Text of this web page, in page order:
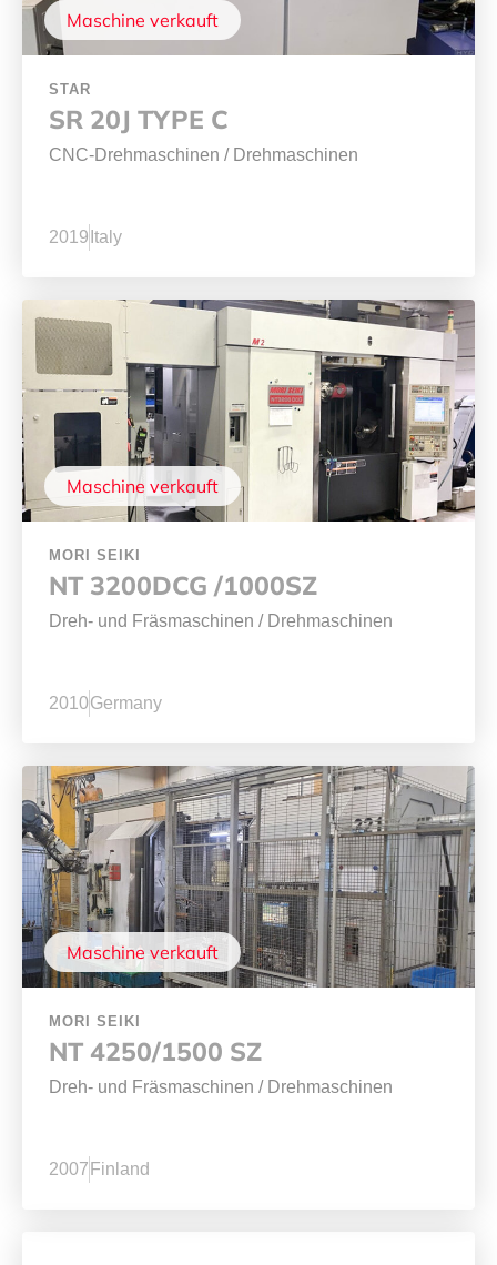
Maschine verkauft
STAR
SR 20J TYPE C
CNC-Drehmaschinen / Drehmaschinen
2019 Italy
Maschine verkauft
MORI SEIKI
NT 3200DCG /1000SZ
Dreh- und Fräsmaschinen / Drehmaschinen
2010Germany
Maschine verkauft
MORI SEIKI
NT 4250/1500 SZ
Dreh- und Fräsmaschinen / Drehmaschinen
2007 Finland